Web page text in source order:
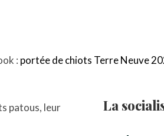
: portée de chiots Terre Neuve
patous, leur
La